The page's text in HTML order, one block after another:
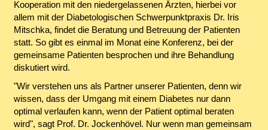
Kooperation mit den niedergelassenen Ärzten, hierbei vor
allem mit der Diabetologischen Schwerpunktpraxis Dr. Iris
Mitschka, findet die Beratung und Betreuung der Patienten
statt. So gibt es einmal im Monat eine Konferenz, bei der
gemeinsame Patienten besprochen und ihre Behandlung
diskutiert wird.
"Wir verstehen uns als Partner unserer Patienten, denn wir
wissen, dass der Umgang mit einem Diabetes nur dann
optimal verlaufen kann, wenn der Patient optimal beraten
wird", sagt Prof. Dr. Jockenhövel. Nur wenn man gemeinsam